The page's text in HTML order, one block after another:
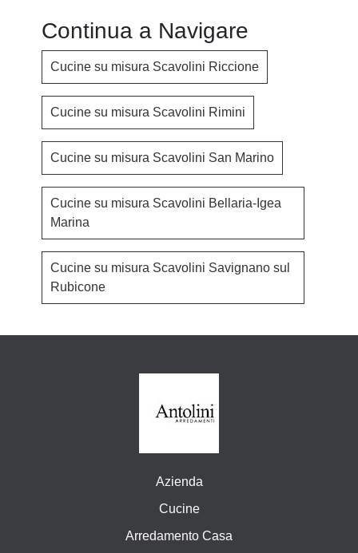
Continua a Navigare
Cucine su misura Scavolini Riccione
Cucine su misura Scavolini Rimini
Cucine su misura Scavolini San Marino
Cucine su misura Scavolini Bellaria-Igea
Marina
Cucine su misura Scavolini Savignano sul
Rubicone
Azienda
Cucine
Arredamento Casa